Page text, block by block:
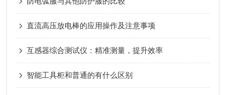
直流高压放电棒的应用操作及注意事项
互感器综合测试仪：精准测量，提升效率
智能工具柜和普通的有什么区别